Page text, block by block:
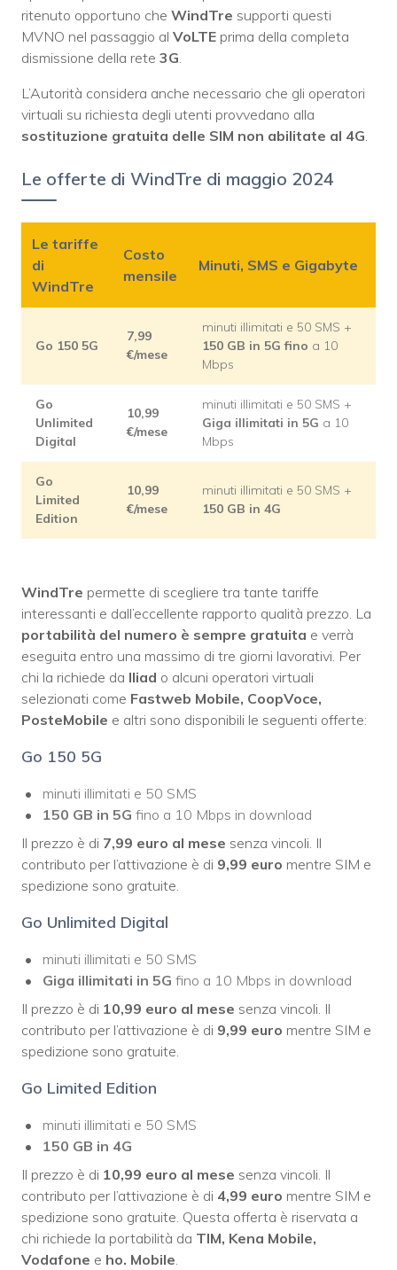
ritenuto opportuno che WindTre supporti questi
MVNO nel passaggio al VoLTE prima della completa
dismissione della rete 3G.
L’Autorità considera anche necessario che gli operatori
virtuali su richiesta degli utenti provvedano alla
sostituzione gratuita delle SIM non abilitate al 4G.
Le offerte di WindTre di maggio 2024
Le tariffe
di
WindTre
Costo
mensile
Minuti, SMS e Gigabyte
Go 150 5G
7,99
€/mese
minuti illimitati e 50 SMS +
150 GB in 5G fino a 10
Mbps
Go
Unlimited
Digital
10,99
€/mese
minuti illimitati e 50 SMS +
Giga illimitati in 5G a 10
Mbps
Go
Limited
Edition
10,99
€/mese
minuti illimitati e 50 SMS +
150 GB in 4G
WindTre permette di scegliere tra tante tariffe
interessanti e dall’eccellente rapporto qualità prezzo. La
portabilità del numero è sempre gratuita e verrà
eseguita entro una massimo di tre giorni lavorativi. Per
chi la richiede da Iliad o alcuni operatori virtuali
selezionati come Fastweb Mobile, CoopVoce,
PosteMobile e altri sono disponibili le seguenti offerte:
Go 150 5G
minuti illimitati e 50 SMS
150 GB in 5G fino a 10 Mbps in download
Il prezzo è di 7,99 euro al mese senza vincoli. Il
contributo per l’attivazione è di 9,99 euro mentre SIM e
spedizione sono gratuite.
Go Unlimited Digital
minuti illimitati e 50 SMS
Giga illimitati in 5G fino a 10 Mbps in download
Il prezzo è di 10,99 euro al mese senza vincoli. Il
contributo per l’attivazione è di 9,99 euro mentre SIM e
spedizione sono gratuite.
Go Limited Edition
minuti illimitati e 50 SMS
150 GB in 4G
Il prezzo è di 10,99 euro al mese senza vincoli. Il
contributo per l’attivazione è di 4,99 euro mentre SIM e
spedizione sono gratuite. Questa offerta è riservata a
chi richiede la portabilità da TIM, Kena Mobile,
Vodafone e ho. Mobile.